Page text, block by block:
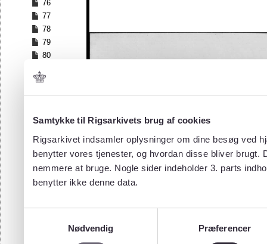
Samtykke til Rigsarkivets brug af cookies
Rigsarkivet indsamler oplysninger om dine besøg ved
benytter vores tjenester, og hvordan disse bliver
nemmere at bruge. Nogle sider indeholder 3. parts
benytter ikke denne data.
Nødvendig
Præferencer
76
77
78
79
80
82
83
85
87
88
89
90